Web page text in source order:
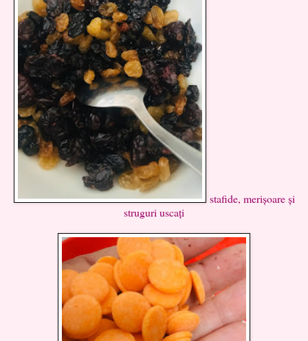
stafide, merișoare și
struguri uscați